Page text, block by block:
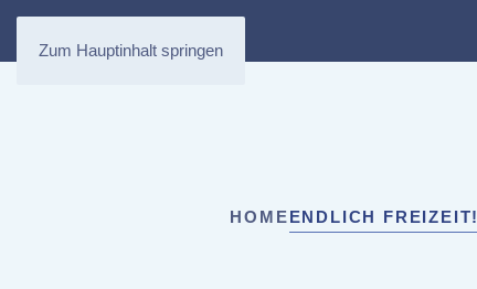
Zum Hauptinhalt springen
HOMEENDLICH FREIZEIT!